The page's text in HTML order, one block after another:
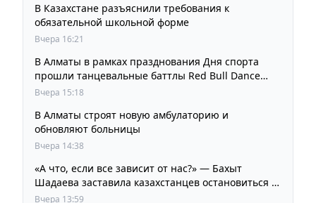
В Казахстане разъяснили требования к
обязательной школьной форме
Вчера 16:21
В Алматы в рамках празднования Дня спорта
прошли танцевальные баттлы Red Bull Dance
Your Style
Вчера 15:18
В Алматы строят новую амбулаторию и
обновляют больницы
Вчера 14:38
«А что, если все зависит от нас?» — Бахыт
Шадаева заставила казахстанцев остановиться и
задуматься
Вчера 13:59